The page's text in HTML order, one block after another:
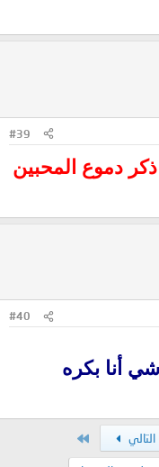
#39
دموع المحبين
#40
أنا بكره
التالي